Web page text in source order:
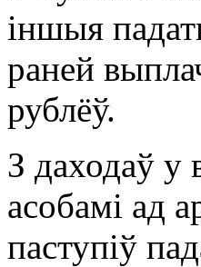
іншыя
раней
рублёў.
З даходаў у
асобамі ад
паступіў